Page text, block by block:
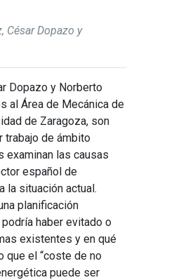
César Dopazo y
Dopazo y Norberto
al Área de Mecánica de
de Zaragoza, son
trabajo de ámbito
examinan las causas
español de
la situación actual.
planificación
haber evitado o
existentes y en qué
que el “coste de no
puede ser